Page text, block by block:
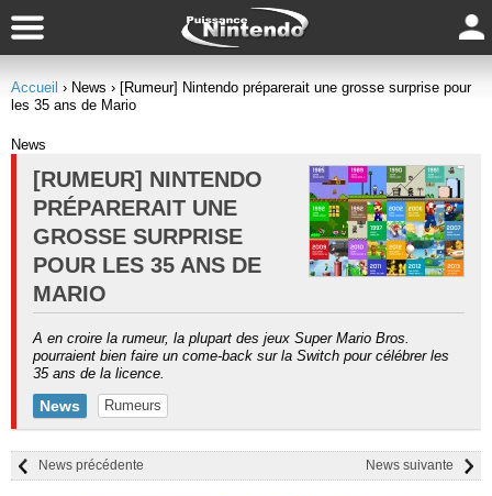
Accueil › News › [Rumeur] Nintendo préparerait une grosse surprise pour
les 35 ans de Mario
News
[RUMEUR] NINTENDO
PRÉPARERAIT UNE
GROSSE SURPRISE
POUR LES 35 ANS DE
MARIO
A en croire la rumeur, la plupart des jeux Super Mario Bros.
pourraient bien faire un come-back sur la Switch pour célébrer les
35 ans de la licence.
News Rumeurs
News suivante
News précédente